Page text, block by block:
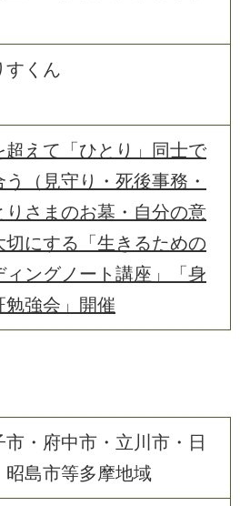
すくん
超えて「ひとり」同士で
う（見守り・死後事務・
りさまのお墓・自分の意
切にする「生きるための
ィングノート講座」「身
勉強会」開催
市・府中市・立川市・日
昭島市等多摩地域